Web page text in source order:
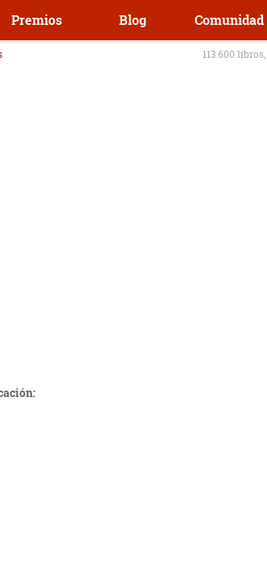
Premios Blog Comunidad
113.600